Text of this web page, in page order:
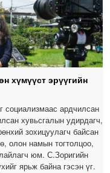
хүмүүст эрүүгийн
социализмаас ардчилсан
хувьсгалын удирдагч,
зохицуулагч байсан
олон намын тогтолцоо,
юм. С.Зоригийн
ярьж байна гэсэн үг.